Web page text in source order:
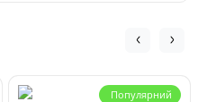
Популярний